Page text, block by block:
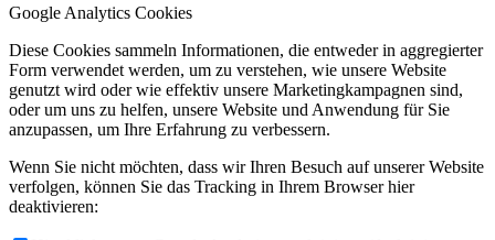
Google Analytics Cookies
Diese Cookies sammeln Informationen, die entweder in aggregierter
Form verwendet werden, um zu verstehen, wie unsere Website
genutzt wird oder wie effektiv unsere Marketingkampagnen sind,
oder um uns zu helfen, unsere Website und Anwendung für Sie
anzupassen, um Ihre Erfahrung zu verbessern.
Wenn Sie nicht möchten, dass wir Ihren Besuch auf unserer Website
verfolgen, können Sie das Tracking in Ihrem Browser hier
deaktivieren: